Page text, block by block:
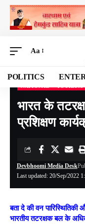
Aa
POLITICS
Devbhoomi Media>Blog>
भारत के
प्रशिक्षण
Last updated: 20/Sep/2022
Devbhoomi Media Desk
बता दे की वन
भारतीय तटरक्षक बल के